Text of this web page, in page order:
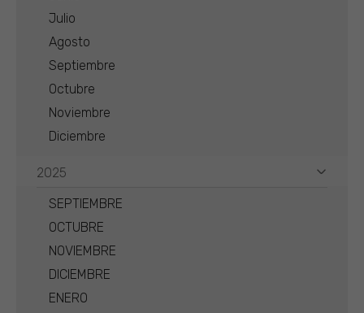
Julio
Agosto
Septiembre
Octubre
Noviembre
Diciembre
2025
SEPTIEMBRE
OCTUBRE
NOVIEMBRE
DICIEMBRE
ENERO